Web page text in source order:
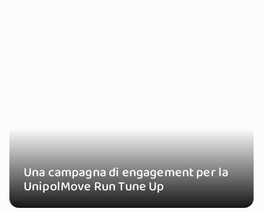
Una campagna di engagement per la
UnipolMove Run Tune Up